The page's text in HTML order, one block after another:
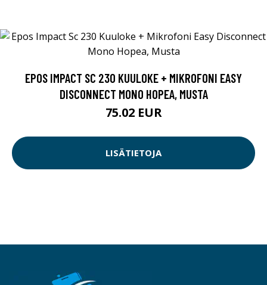
EPOS IMPACT SC 230 KUULOKE + MIKROFONI EASY
DISCONNECT MONO HOPEA, MUSTA
75.02 EUR
LISÄTIETOJA